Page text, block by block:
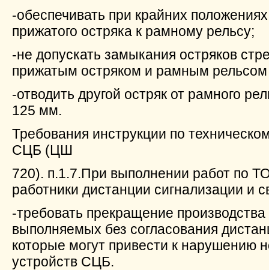
-обеспечивать при крайних
прижатого остряка к рамному рельсу;
-не допускать замыкания остряков
прижатым остряком и рамным
-отводить другой остряк от рамного
125 мм.
Требования инструкции по
СЦБ (ЦШ
720). п.1.7.При выполнении работ по
работники дистанции сигнализации и
-требовать прекращение
выполняемых без согласования
которые могут привести к нарушению
устройств СЦБ.